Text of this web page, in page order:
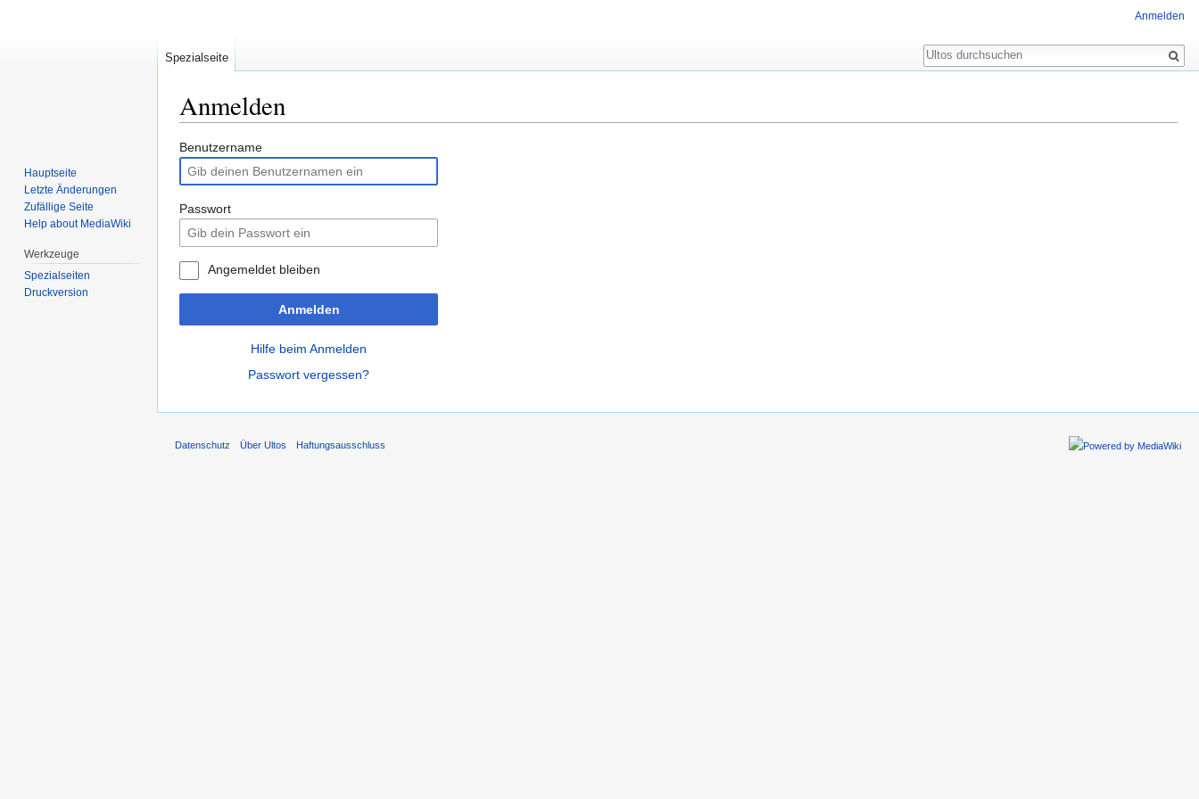
Anmelden
Zur
Navigation
springen
Zur
Suche
springen
Benutzername
Passwort
Angemeldet bleiben
Anmelden
Hilfe beim Anmelden
Passwort vergessen?
Anmelden
Spezialseite
Suche
Hauptseite
Letzte Änderungen
Zufällige Seite
Help about MediaWiki
Werkzeuge
Spezialseiten
Druckversion
Datenschutz Über Ultos Haftungsausschluss